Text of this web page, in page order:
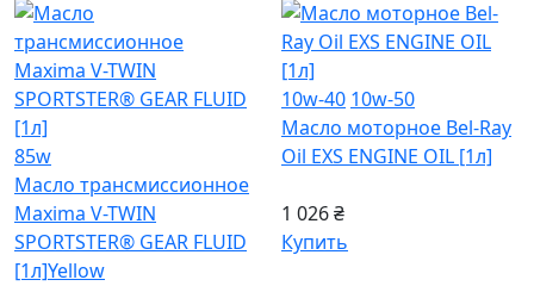
85w
Масло трансмиссионное
Maxima V-TWIN
SPORTSTER® GEAR FLUID
[1л]Yellow
10w-40 10w-50
Масло моторное Bel-Ray
Oil EXS ENGINE OIL [1л]
1 026 ₴
Купить